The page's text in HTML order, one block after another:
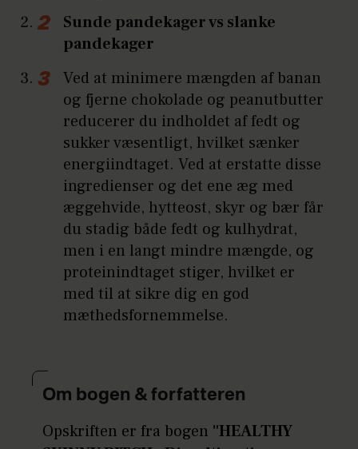
Sunde pandekager vs slanke
pandekager
Ved at minimere mængden af banan
og fjerne chokolade og peanutbutter
reducerer du indholdet af fedt og
sukker væsentligt, hvilket sænker
energiindtaget. Ved at erstatte disse
ingredienser og det ene æg med
æggehvide, hytteost, skyr og bær får
du stadig både fedt og kulhydrat,
men i en langt mindre mængde, og
proteinindtaget stiger, hvilket er
med til at sikre dig en god
mæthedsfornemmelse.
Om bogen & forfatteren
Opskriften er fra bogen "HEALTHY